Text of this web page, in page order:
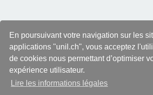
En poursuivant votre navigation sur les
applications "unil.ch", vous acceptez
de cookies nous permettant d’optimiser
expérience utilisateur.
Lire les informations légales